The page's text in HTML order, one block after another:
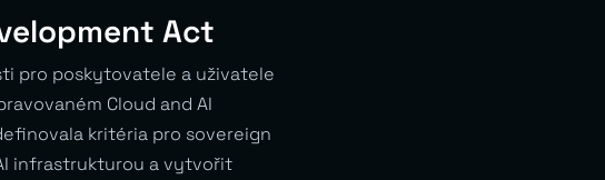
Act
pro poskytovatele a uživatele
Cloud and AI
kritéria pro sovereign
infrastrukturou a vytvořit